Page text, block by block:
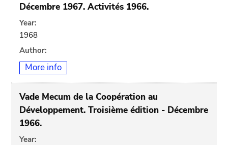
Décembre 1967. Activités 1966.
Year:
1968
Author:
More info
Vade Mecum de la Coopération au
Développement. Troisième édition - Décembre
1966.
Year: